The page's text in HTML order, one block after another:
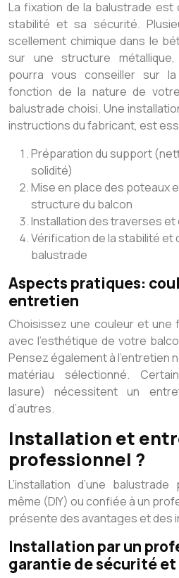
La fixation de la balustrade est
stabilité et sa sécurité.
scellement chimique dans le
sur une structure
pourra vous conseiller sur
fonction de la nature de
balustrade choisi. Une
instructions du fabricant, est
Préparation du support
solidité)
Mise en place des poteaux
structure du balcon
Installation des traverses et
Vérification de la stabilité et
balustrade
Aspects pratiques:
entretien
Choisissez une couleur et une
avec l’esthétique de votre
Pensez également à l’entretien
matériau sélectionné.
lasure) nécessitent un
d’autres.
Installation et
professionnel ?
L’installation d’une
même (DIY) ou confiée à un
présente des avantages et des
Installation par un
garantie de sécurité